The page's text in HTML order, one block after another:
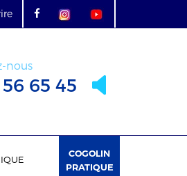
nous
65 45
COGOLIN
PRATIQUE